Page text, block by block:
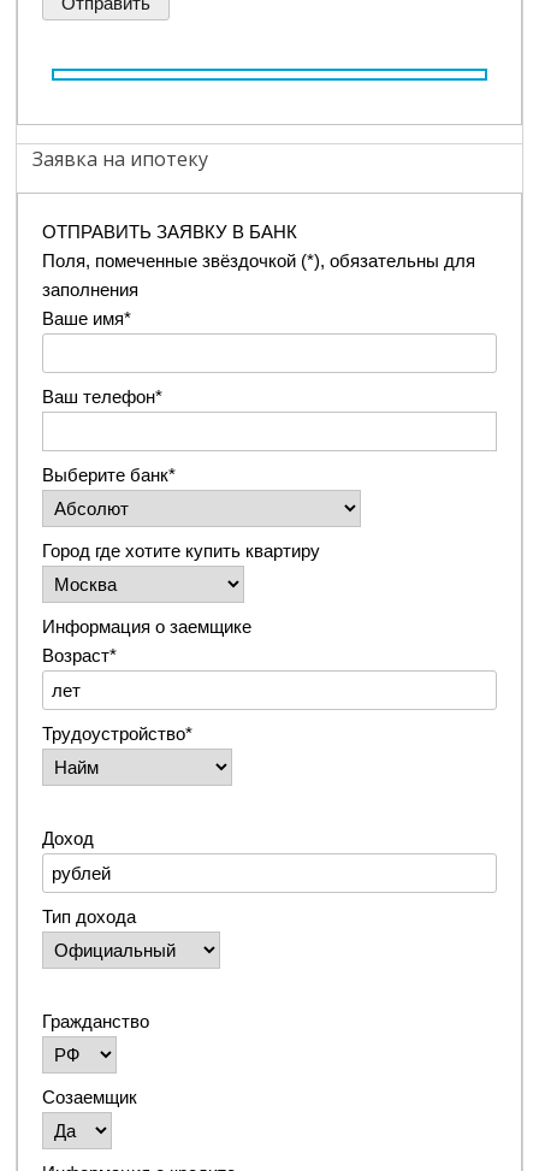
Заявка на ипотеку
ОТПРАВИТЬ ЗАЯВКУ В БАНК
Поля, помеченные звёздочкой (*), обязательны для
заполнения
Ваше имя*
Ваш телефон*
Выберите банк*
Город где хотите купить квартиру
Информация о заемщике
Возраст*
Трудоустройство*
Доход
Тип дохода
Гражданство
Созаемщик